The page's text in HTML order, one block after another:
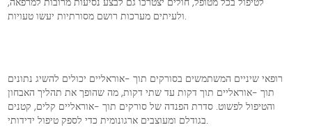
רופאי שיניים המשתמשים בסורקים תוך -אוראליים יכולים להשיג נתונים
תוך -אוראליים תוך דקות עד שתי דקות, מה שהופך את תהליך האבחון
והטיפול לפשוט. סדרת הפנדה של סורקים תוך -אוראליים קלים, קטנים